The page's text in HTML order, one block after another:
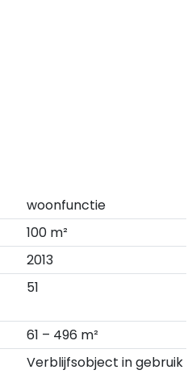
woonfunctie
100 m²
2013
51
61 – 496 m²
Verblijfsobject in gebruik